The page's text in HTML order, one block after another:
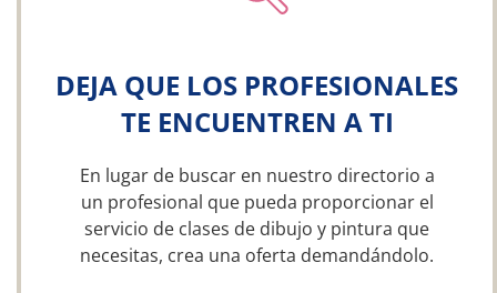
DEJA QUE LOS PROFESIONALES
TE ENCUENTREN A TI
En lugar de buscar en nuestro directorio a
un profesional que pueda proporcionar el
servicio de clases de dibujo y pintura que
necesitas, crea una oferta demandándolo.